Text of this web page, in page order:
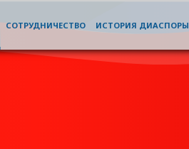
СОТРУДНИЧЕСТВО ИСТОРИЯ ДИАСПОРЫ